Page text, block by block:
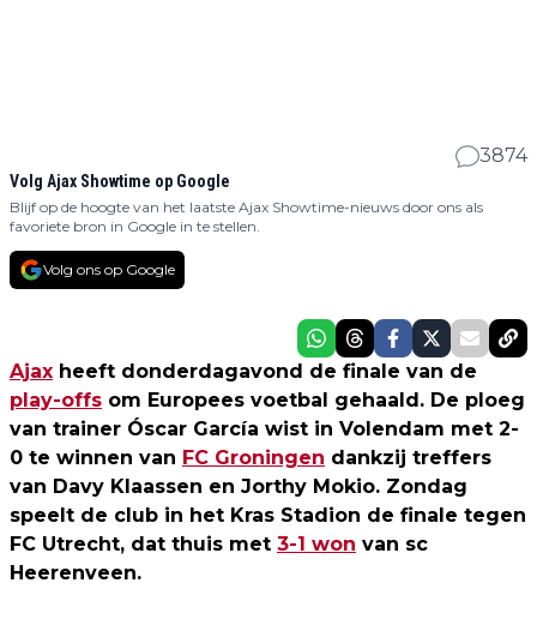
3874
Volg Ajax Showtime op Google
Blijf op de hoogte van het laatste Ajax Showtime-nieuws door ons als
favoriete bron in Google in te stellen.
Volg ons op Google
Ajax heeft donderdagavond de finale van de
play-offs om Europees voetbal gehaald. De ploeg
van trainer Óscar García wist in Volendam met 2-
0 te winnen van FC Groningen dankzij treffers
van Davy Klaassen en Jorthy Mokio. Zondag
speelt de club in het Kras Stadion de finale tegen
FC Utrecht, dat thuis met 3-1 won van sc
Heerenveen.